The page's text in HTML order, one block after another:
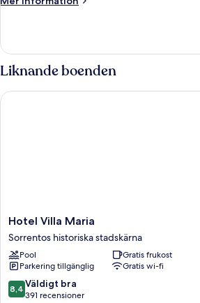
Liknande boenden
Hotel
Villa
Maria
Sorrentos
historiska
stadskärna
Hotel Villa Maria
Sorrentos historiska stadskärna
Pool
Gratis frukost
Parkering tillgänglig
Gratis wi-fi
8.4
av
8,4 Väldigt bra
391 recensioner
Hotel Villa Maria